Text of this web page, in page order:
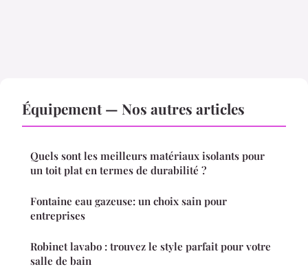
Équipement — Nos autres articles
Quels sont les meilleurs matériaux isolants pour
un toit plat en termes de durabilité ?
Fontaine eau gazeuse: un choix sain pour
entreprises
Robinet lavabo : trouvez le style parfait pour votre
salle de bain